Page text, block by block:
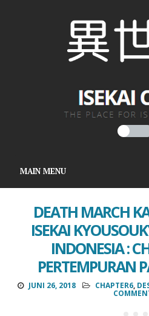
MAIN MENU
DEATH MARCH
ISEKAI
INDONESIA :
PERTEMPURAN
JUNI 26, 2018 CHAPTER6,